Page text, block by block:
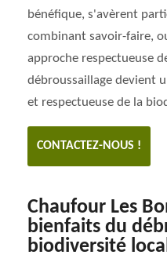
bénéfique, s'avèrent
combinant savoir-faire,
approche respectueuse
débroussaillage devient
et respectueuse de la
CONTACTEZ-NOUS !
Chaufour Les
bienfaits du
biodiversité